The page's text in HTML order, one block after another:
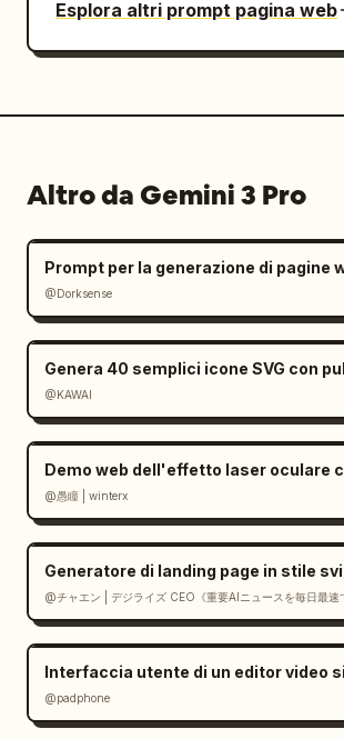
Esplora altri prompt pagina web
Altro da Gemini 3 Pro
@Dorksense
@KAWAI
@愚瞳 | winterx
@チャエン | デジライズ CEO《重要AIニュースを毎日最速
@padphone